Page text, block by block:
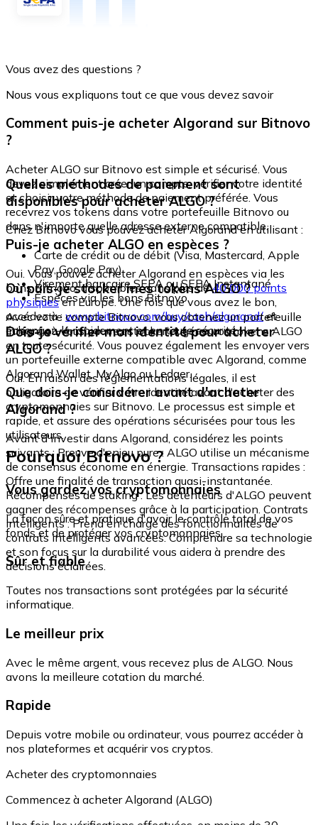
Vous avez des questions ?
Nous vous expliquons tout ce que vous devez savoir
Comment puis-je acheter Algorand sur Bitnovo
?
Acheter ALGO sur Bitnovo est simple et sécurisé. Vous
devez simplement créer un compte, vérifier votre identité
et choisir votre méthode de paiement préférée. Vous
recevrez vos tokens dans votre portefeuille Bitnovo ou
dans n'importe quelle adresse externe compatible.
Quelles méthodes de paiement sont
disponibles pour acheter ALGO ?
Chez Bitnovo vous pouvez acheter Algorand en utilisant :
Carte de crédit ou de débit (Visa, Mastercard, Apple
Pay, Google Pay)
Virement bancaire SEPA ou SEPA Instantané
Espèces via les bons Bitnovo
Puis-je acheter ALGO en espèces ?
Oui. Vous pouvez acheter Algorand en espèces via les
bons Bitnovo, disponibles dans plus de40 000 points
physiquesen Europe. Une fois que vous avez le bon,
accédez à : www.bitnovo.com/buy/cash/algorand/et
échangez-le rapidement et en toute sécurité.
Où puis-je stocker mes tokens ALGO ?
Avec votre compte Bitnovo, vous obtenez un portefeuille
intégré où vous pouvez stocker et gérer vos tokens ALGO
en toute sécurité. Vous pouvez également les envoyer vers
un portefeuille externe compatible avec Algorand, comme
Algorand Wallet, MyAlgo ou Ledger.
Dois-je vérifier mon identité pour acheter
ALGO ?
Oui. En raison des réglementations légales, il est
obligatoire de vérifier votre identité avant d'acheter des
cryptomonnaies sur Bitnovo. Le processus est simple et
rapide, et assure des opérations sécurisées pour tous les
utilisateurs.
Que dois-je considérer avant d'acheter
Algorand ?
Avant d'investir dans Algorand, considérez les points
suivants : Preuve d'enjeu pure : ALGO utilise un mécanisme
de consensus économe en énergie. Transactions rapides :
Offre une finalité de transaction quasi-instantanée.
Récompenses de staking : Les détenteurs d'ALGO peuvent
gagner des récompenses grâce à la participation. Contrats
intelligents : Prend en charge des fonctionnalités de
contrats intelligents avancées. Comprendre sa technologie
et son focus sur la durabilité vous aidera à prendre des
décisions éclairées.
Pourquoi Bitnovo ?
Vous gardez vos cryptomonnaies
La façon sûre et pratique d'avoir le contrôle total de vos
fonds et de protéger vos cryptomonnaies.
Sûr et fiable
Toutes nos transactions sont protégées par la sécurité
informatique.
Le meilleur prix
Avec le même argent, vous recevez plus de ALGO. Nous
avons la meilleure cotation du marché.
Rapide
Depuis votre mobile ou ordinateur, vous pourrez accéder à
nos plateformes et acquérir vos cryptos.
Acheter des cryptomonnaies
Commencez à acheter Algorand (ALGO)